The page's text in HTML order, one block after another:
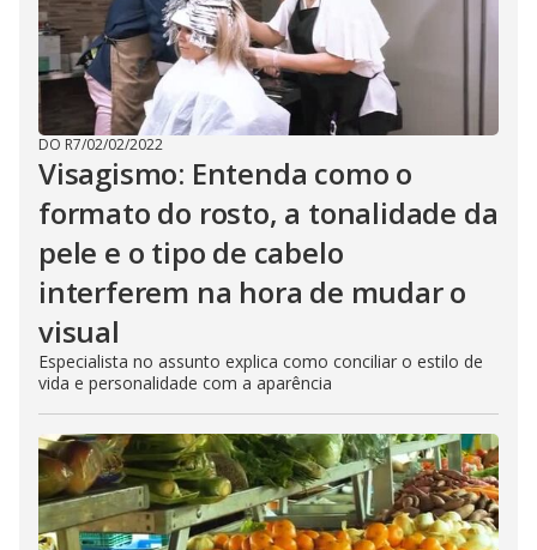
DO R7/02/02/2022
Visagismo: Entenda como o
formato do rosto, a tonalidade da
pele e o tipo de cabelo
interferem na hora de mudar o
visual
Especialista no assunto explica como conciliar o estilo de
vida e personalidade com a aparência